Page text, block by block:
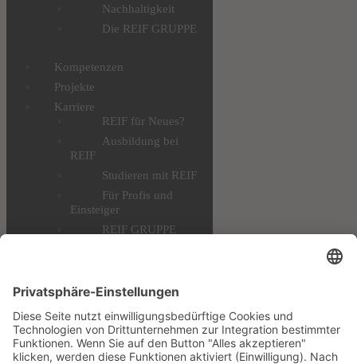
Nachhaltigkeit
Die REIF GRUPPE
Kompetenzen
Projekte
Karriere
REIF für Neues?
Ausbildung bei
REIF
Studieren mit REIF
Für Profis und
Einsteiger
REIF GRUPPE
Downloads
Datenschutz
Impressum